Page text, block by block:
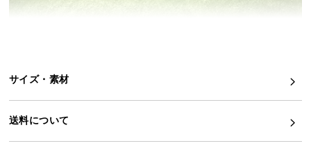
グ
ガ
サイズ・素材
送料について